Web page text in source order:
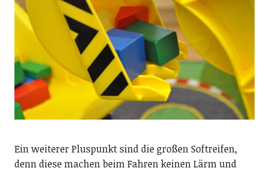
Ein weiterer Pluspunkt sind die großen Softreifen,
denn diese machen beim Fahren keinen Lärm und